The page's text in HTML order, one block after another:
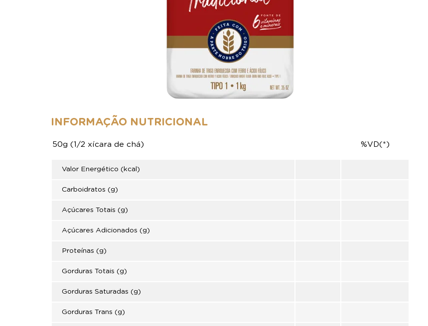
INFORMAÇÃO NUTRICIONAL
50g (1/2 xícara de chá) %VD(*)
Valor Energético (kcal)
Carboidratos (g)
Açúcares Totais (g)
Açúcares Adicionados (g)
Proteínas (g)
Gorduras Totais (g)
Gorduras Saturadas (g)
Gorduras Trans (g)